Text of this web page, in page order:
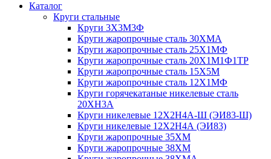
Каталог
Круги стальные
Круги 3Х3М3Ф
Круги жаропрочные сталь 30ХМА
Круги жаропрочные сталь 25Х1МФ
Круги жаропрочные сталь 20Х1М1Ф1ТР
Круги жаропрочные сталь 15Х5М
Круги жаропрочные сталь 12Х1МФ
Круги горячекатаные никелевые сталь
20ХН3А
Круги никелевые 12Х2Н4А-Ш (ЭИ83-Ш)
Круги никелевые 12Х2Н4А (ЭИ83)
Круги жаропрочные 35ХМ
Круги жаропрочные 38ХМ